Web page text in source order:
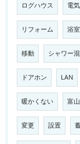
ログハウス 電
リフォーム 浴
移動 シャワー
ドアホン LAN
暖かくない 富
変更 設置